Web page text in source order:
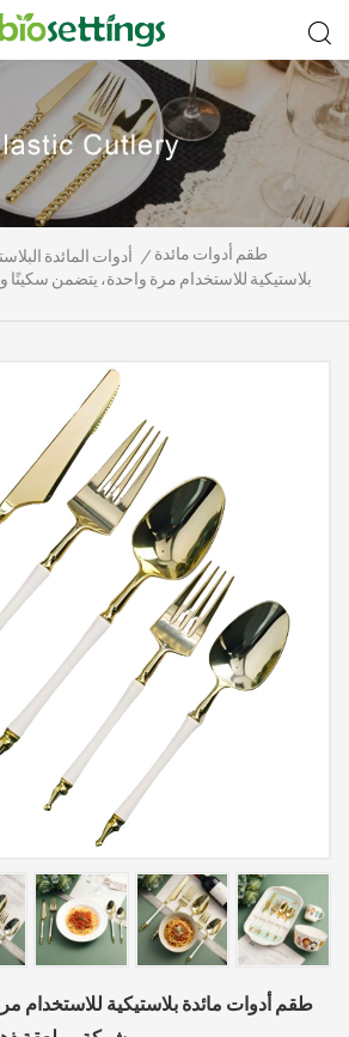
أدوات المائدة / طقم أدوات مائدة
بلاستيكية للاستخدام مرة واحدة، يتضمن سكينًا
طقم أدوات مائدة بلاستيكية للاستخدام